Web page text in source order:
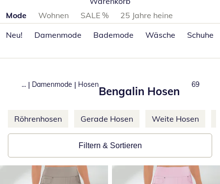
Produktkategorien überspringen
Mode Wohnen SALE %
25 Jahre heine
Neu!
Damenmode Bademode Wäsche Schuhe
... | Damenmode | Hosen
Bengalin Hosen
Total
69
Weitere Kategorien überspringen
Röhrenhosen Gerade Hosen Weite Hosen
Filtern & Sortieren